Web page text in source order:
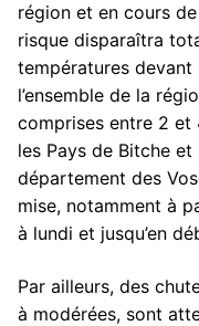
région et en cours
risque disparaîtra
températures
l’ensemble de la
comprises entre 2 et
les Pays de Bitche
département des
mise, notamment à
à lundi et jusqu’en
Par ailleurs, des
à modérées, sont